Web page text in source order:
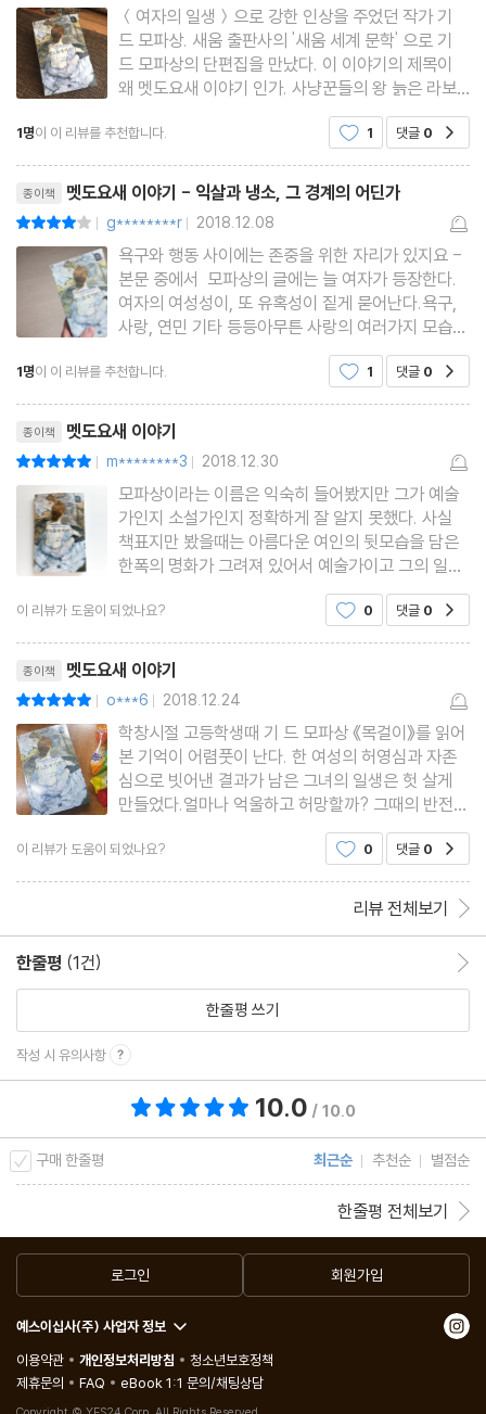
＜여자의 일생＞으로 강한 인상을 주었던 작가 기
드 모파상. 새움 출판사의 '새움 세계 문학' 으로 기
드 모파상의 단편집을 만났다. 이 이야기의 제목이
왜 멧도요새 이야기 인가. 사냥꾼들의 왕 늙은 라보
남작은 다리에 온 마비로 더이상 밖에 나가 사냥할
수 없게되었다. 그는 창가에 앉아 겨우 비둘기나 쏠
에 눕다시피 앉아 하인
1명이 이 리뷰를 추천합니다. 1 댓글 0
종이책 멧도요새 이야기 - 익살과 냉소, 그 경계의 어딘가
| g********r | 2018.12.08
욕구와 행동 사이에는 존중을 위한 자리가 있지요 -
본문 중에서 모파상의 글에는 늘 여자가 등장한다.
여자의 여성성이, 또 유혹성이 짙게 묻어난다.욕구,
사랑, 연민 기타 등등아무튼 사랑의 여러가지 모습이
다양하게 등장하는데그것이 불편하거나 묘한 느낌이
아니라그냥 당연한 사람사는 이야기처럼 들려 신기
해진다. 언제인가 모파상의 단편을 읽고 생각이 많
았던 날이 있다.개인
1명이 이 리뷰를 추천합니다. 1 댓글 0
종이책 멧도요새 이야기
| m********3 | 2018.12.30
모파상이라는 이름은 익숙히 들어봤지만 그가 예술
가인지 소설가인지 정확하게 잘 알지 못했다. 사실
책표지만 봤을때는 아름다운 여인의 뒷모습을 담은
한폭의 명화가 그려져 있어서 예술가이고 그의 일생
을 조명한 책인가보다 라고 생각했지만 보기좋게 빗
나가고, 프랑스를 대표하는 작가라는 사실을 알게 되
었다. 책 읽기 전에 모파상에 대해 검색을 해봤는데
＜목걸이＞라는 작품이
이 리뷰가 도움이 되었나요? 0 댓글 0
종이책 멧도요새 이야기
| o***6 | 2018.12.24
학창시절 고등학생때 기 드 모파상 《목걸이》를 읽어
본 기억이 어렴풋이 난다. 한 여성의 허영심과 자존
심으로 빗어낸 결과가 남은 그녀의 일생은 헛 살게
만들었다.얼마나 억울하고 허망할까? 그때의 반전의
충격을 안고 모파상의 단편집을 만난다."모파상을 읽
는 것은 인간의 낮과 밤을 관찰하는 것이다."《멧도요
새 이야기》는 모파상이 태어난 노르망디 지역에 사
이 리뷰가 도움이 되었나요? 0 댓글 0
리뷰 전체보기
한줄평 (1건)
한줄평 쓰기
작성 시 유의사항
10.0 / 10.0
구매 한줄평 최근순 추천순 별점순
한줄평 전체보기
로그인 회원가입
예스이십사(주) 사업자 정보
이용약관
개인정보처리방침
청소년보호정책
제휴문의
FAQ eBook 1:1 문의/채팅상담